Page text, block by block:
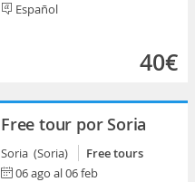
Español
40€
Free tour por Soria
Soria (Soria)
Free tours
06 ago al 06 feb